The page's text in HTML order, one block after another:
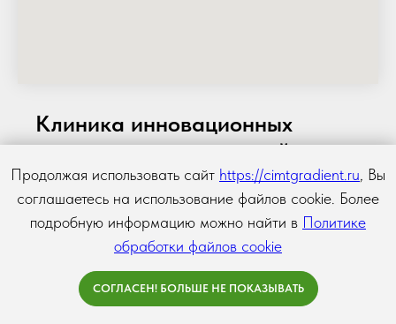
Клиника инновационных
медицинских технологий
"Градиент"
г. Москва, Чистопрудный б-р, д. 11, стр.1, 2 этаж
+7 (495) 255−50−11
Email: info@cimtgradient.ru
Продолжая использовать сайт https://cimtgradient.ru, Вы
соглашаетесь на использование файлов cookie. Более
подробную информацию можно найти в Политике
обработки файлов cookie
СОГЛАСЕН! БОЛЬШЕ НЕ ПОКАЗЫВАТЬ